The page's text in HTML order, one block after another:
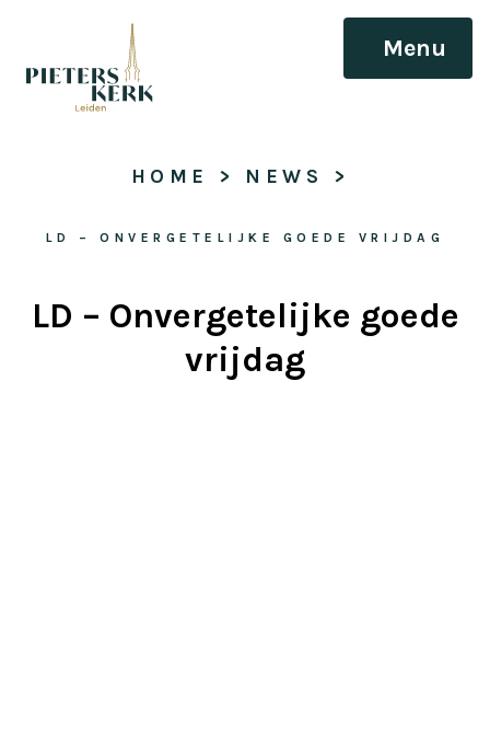
Menu
HOME > NEWS >
LD – ONVERGETELIJKE GOEDE VRIJDAG
LD – Onvergetelijke goede
vrijdag